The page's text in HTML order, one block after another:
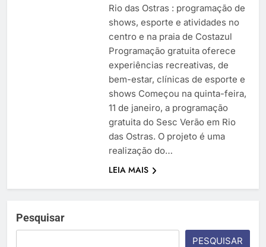
Rio das Ostras : programação de
shows, esporte e atividades no
centro e na praia de Costazul
Programação gratuita oferece
experiências recreativas, de
bem-estar, clínicas de esporte e
shows Começou na quinta-feira,
11 de janeiro, a programação
gratuita do Sesc Verão em Rio
das Ostras. O projeto é uma
realização do…
LEIA MAIS
Pesquisar
PESQUISAR